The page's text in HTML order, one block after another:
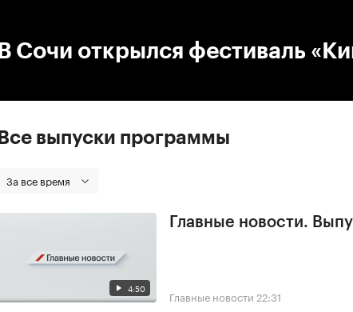
В Сочи открылся фестиваль
Все выпуски программы
За все время
4:50
Главные новости.
Главные новости 22:31